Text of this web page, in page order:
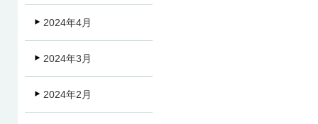
2024年4月
2024年3月
2024年2月